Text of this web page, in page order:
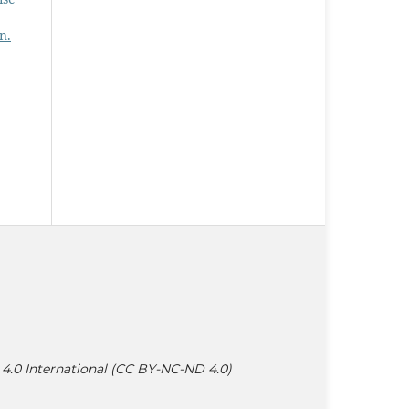
International (CC BY-NC-ND 4.0)